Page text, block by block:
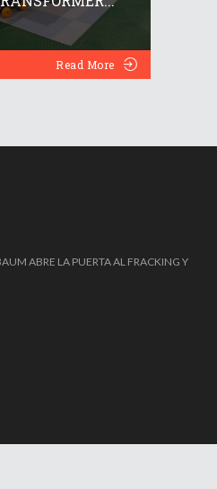
Read More
DE HABITANTES, PERO EL 20%
Y MARROQUÍES